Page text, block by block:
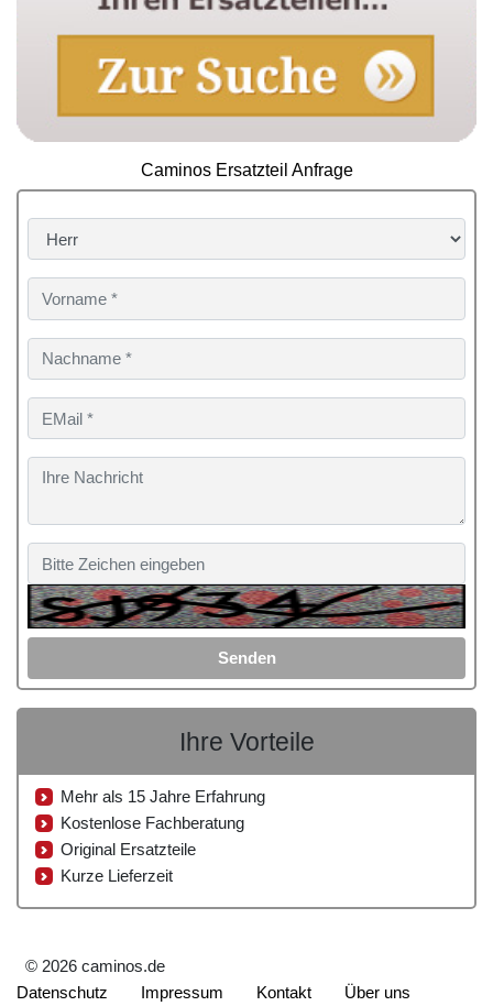
Caminos Ersatzteil Anfrage
Senden
Ihre Vorteile
Mehr als 15 Jahre Erfahrung
Kostenlose Fachberatung
Original Ersatzteile
Kurze Lieferzeit
© 2026 caminos.de
Datenschutz
Impressum Kontakt Über uns